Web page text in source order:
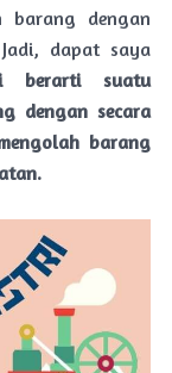
barang dengan
dapat saya
berarti suatu
dengan secara
barang